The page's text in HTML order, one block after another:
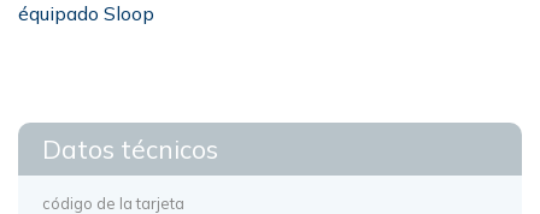
équipado Sloop
Datos técnicos
código de la tarjeta